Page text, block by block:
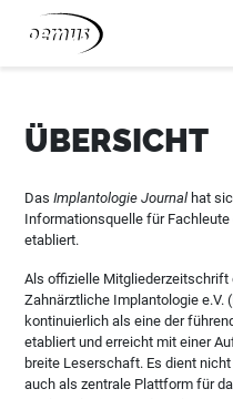
Zum Inhalt springen
ÜBERSICHT
DasImplantologie Journal hat
Informationsquelle für
etabliert.
Als offizielle
Zahnärztliche Implantologie e.V.
kontinuierlich als eine der
etabliert und erreicht mit einer
breite Leserschaft. Es dient
auch als zentrale Plattform für